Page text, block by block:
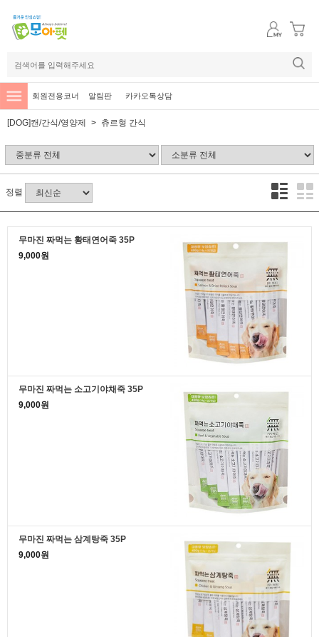
회원전용코너 알림판 카카오톡상담
[DOG]캔/간식/영양제 츄르형 간식
정렬
무마진 짜먹는 황태연어죽 35P
9,000원
무마진 짜먹는 소고기야채죽 35P
9,000원
무마진 짜먹는 삼계탕죽 35P
9,000원